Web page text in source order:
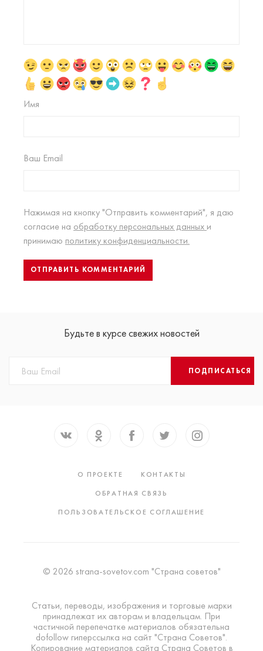
Имя
Ваш Email
Нажимая на кнопку "Отправить комментарий", я даю
согласие на обработку персональных данных и
принимаю политику конфиденциальности.
Будьте в курсе свежих новостей
ПОДПИСАТЬСЯ
О ПРОЕКТЕ
КОНТАКТЫ
ОБРАТНАЯ СВЯЗЬ
ПОЛЬЗОВАТЕЛЬСКОЕ СОГЛАШЕНИЕ
© 2026 strana-sovetov.com "Страна советов"
Статьи, переводы, изображения и торговые марки
принадлежат их авторам и владельцам. При
частичной перепечатке материалов обязательна
dofollow гиперссылка на сайт "Страна Советов".
Копирование материалов сайта Страна Советов в